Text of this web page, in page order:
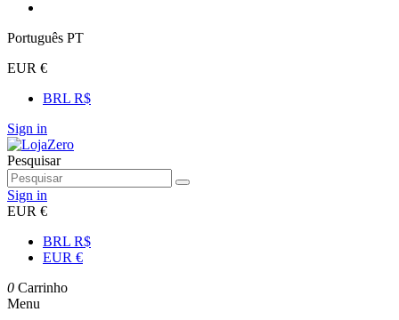
Português PT
EUR €
BRL R$
Sign in
Pesquisar
Sign in
EUR €
BRL R$
EUR €
0 Carrinho
Menu